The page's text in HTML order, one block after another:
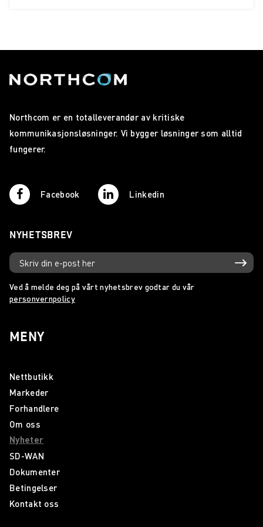
Wireless Communication leverer samband til Sykkel-VM
Ny kompakt jaktradio fra Icom!
Sepura lanserer SC21!
Ny IDAS-serie fra Icom!
Fredric Aasbø og Icom satser stort
Mobinet Norge er nå en del av Wireless Communication!
Icom IC-M25 - Ny maritim radio fra Icom!
Northcom er en totalleverandør av kritiske
kommunikasjonsløsninger. Vi bygger løsninger som alltid
fungerer.
Facebook Linkedin
NYHETSBREV
Ved å melde deg på vårt nyhetsbrev godtar du vår
personvernpolicy
MENY
Nettbutikk
Markeder
Forhandlere
Om oss
Nyheter
SD-WAN
Dokumenter
Betingelser
Kontakt oss